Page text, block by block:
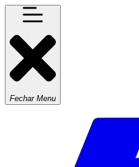
Fechar Menu